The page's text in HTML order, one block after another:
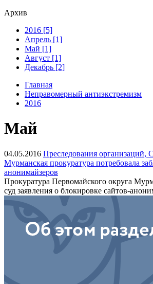
Архив
2016 [5]
Апрель [1]
Май [1]
Август [1]
Декабрь [2]
Главная
Неправомерный антиэкстремизм
2016
Май
04.05.2016 Преследования
Мурманская прокуратура потребовала
анонимайзеров
Прокуратура Первомайского округа
суд заявления о блокировке сайтов-